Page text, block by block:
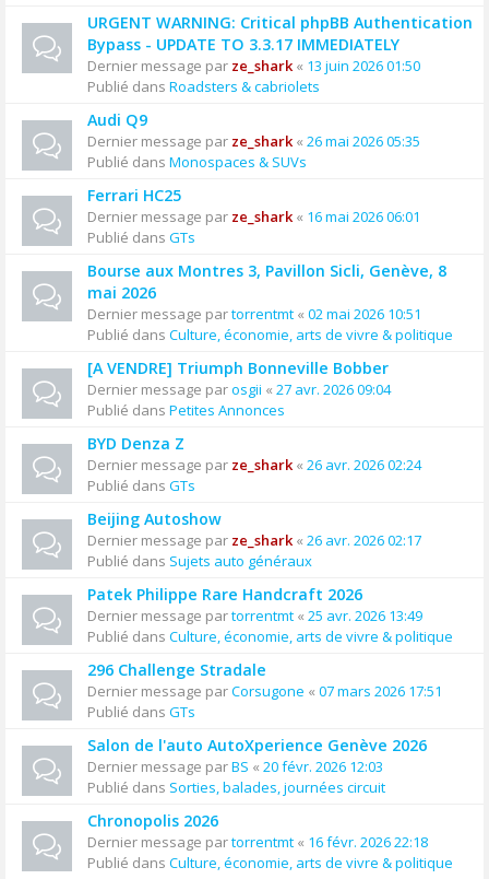
URGENT WARNING: Critical phpBB Authentication
Bypass - UPDATE TO 3.3.17 IMMEDIATELY
Dernier message par ze_shark« 13 juin 2026 01:50
Publié dans Roadsters & cabriolets
Audi Q9
Dernier message par ze_shark« 26 mai 2026 05:35
Publié dans Monospaces & SUVs
Ferrari HC25
Dernier message par ze_shark« 16 mai 2026 06:01
Publié dans GTs
Bourse aux Montres 3, Pavillon Sicli, Genève, 8
mai 2026
Dernier message partorrentmt « 02 mai 2026 10:51
Publié dans Culture, économie, arts de vivre & politique
[A VENDRE] Triumph Bonneville Bobber
Dernier message parosgii « 27 avr. 2026 09:04
Publié dans Petites Annonces
BYD Denza Z
Dernier message par ze_shark« 26 avr. 2026 02:24
Publié dans GTs
Beijing Autoshow
Dernier message par ze_shark« 26 avr. 2026 02:17
Publié dans Sujets auto généraux
Patek Philippe Rare Handcraft 2026
Dernier message partorrentmt « 25 avr. 2026 13:49
Publié dans Culture, économie, arts de vivre & politique
296 Challenge Stradale
Dernier message parCorsugone « 07 mars 2026 17:51
Publié dans GTs
Salon de l'auto AutoXperience Genève 2026
Dernier message parBS « 20 févr. 2026 12:03
Publié dans Sorties, balades, journées circuit
Chronopolis 2026
Dernier message partorrentmt « 16 févr. 2026 22:18
Publié dans Culture, économie, arts de vivre & politique